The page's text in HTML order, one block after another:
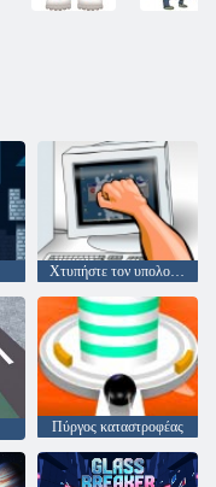
Χτυπήστε τον υπολογιστή
Πύργος καταστροφέας